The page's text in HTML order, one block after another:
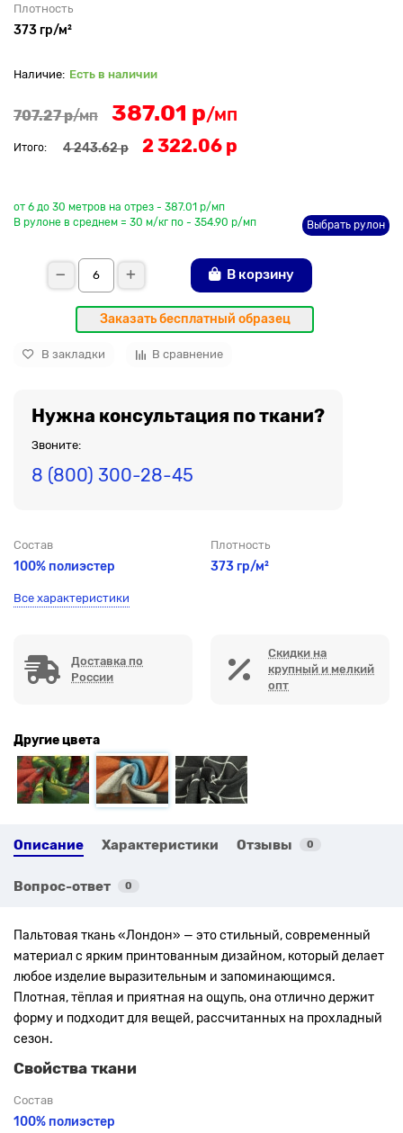
Плотность
373 гр/м²
Есть в наличии
707.27 р/мп 387.01 р/мп
Итого: 4 243.62 р 2 322.06 р
от 6 до 30 метров на отрез - 387.01 р/мп
В рулоне в среднем = 30 м/кг по - 354.90 р/мп
Выбрать рулон
В корзину
Заказать бесплатный образец
В закладки В сравнение
Нужна консультация по ткани?
Звоните:
8 (800) 300-28-45
Состав
100% полиэстер
Плотность
373 гр/м²
Все характеристики
Доставка по
России
Скидки на
крупный и мелкий
опт
Другие цвета
Описание Характеристики Отзывы 0
Вопрос-ответ 0
Пальтовая ткань «Лондон» — это стильный, современный
материал с ярким принтованным дизайном, который делает
любое изделие выразительным и запоминающимся.
Плотная, тёплая и приятная на ощупь, она отлично держит
форму и подходит для вещей, рассчитанных на прохладный
сезон.
Свойства ткани
Состав
100% полиэстер